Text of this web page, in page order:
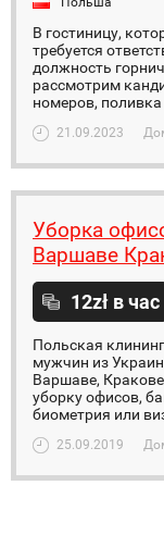
В гостиницу,
требуется
должность
рассмотрим
номеров, поливка
21.09.2023
Уборка
Варшаве
12zł в час
Польская
мужчин из
Варшаве,
уборку офисов,
биометрия или
25.09.2019